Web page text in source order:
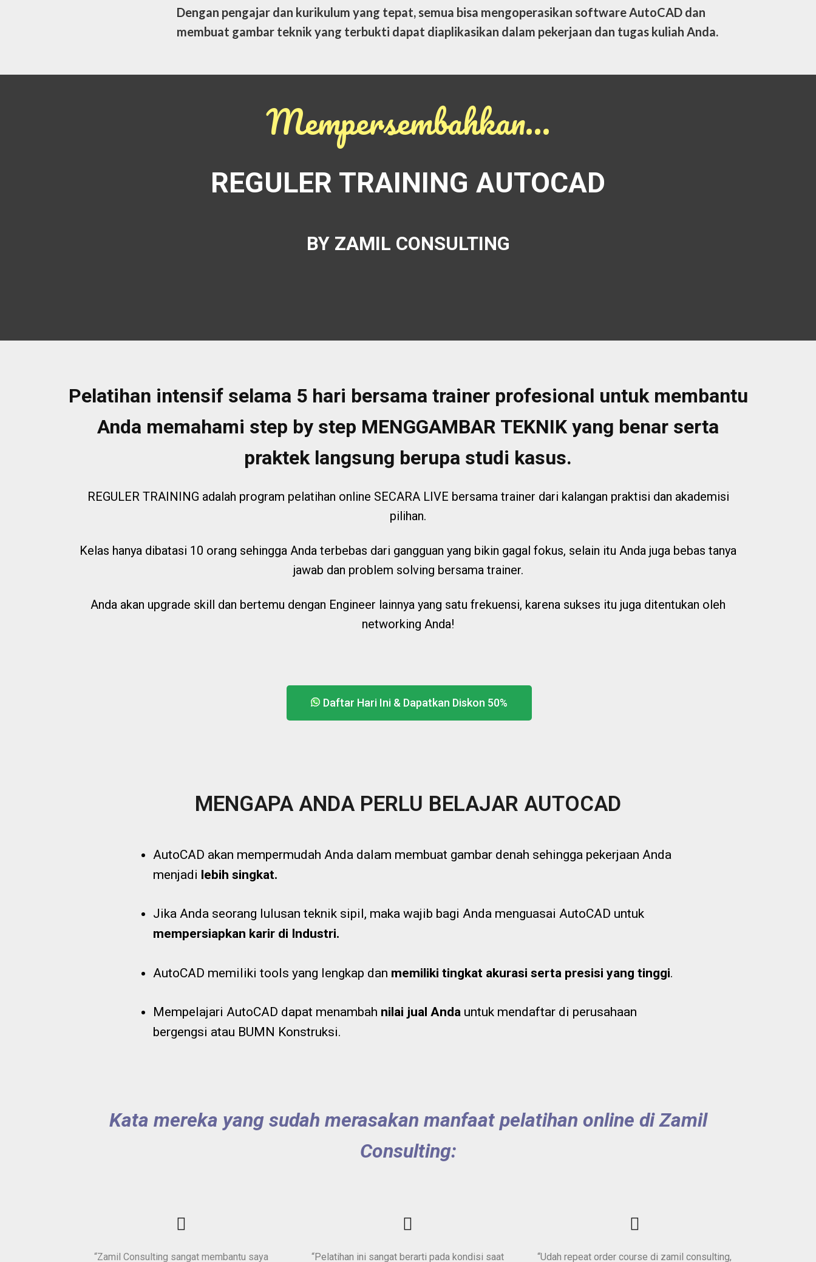
Dengan pengajar dan kurikulum yang tepat, semua bisa mengoperasikan software AutoCAD dan
membuat gambar teknik yang terbukti dapat diaplikasikan dalam pekerjaan dan tugas kuliah Anda.
Mempersembahkan…
REGULER TRAINING AUTOCAD
BY ZAMIL CONSULTING
Pelatihan intensif selama 5 hari bersama trainer profesional untuk membantu
Anda memahami step by step MENGGAMBAR TEKNIK yang benar serta
praktek langsung berupa studi kasus.
REGULER TRAINING adalah program pelatihan online SECARA LIVE bersama trainer dari kalangan praktisi dan akademisi
pilihan.
Kelas hanya dibatasi 10 orang sehingga Anda terbebas dari gangguan yang bikin gagal fokus, selain itu Anda juga bebas tanya
jawab dan problem solving bersama trainer.
Anda akan upgrade skill dan bertemu dengan Engineer lainnya yang satu frekuensi, karena sukses itu juga ditentukan oleh
networking Anda!
Daftar Hari Ini & Dapatkan Diskon 50%
MENGAPA ANDA PERLU BELAJAR AUTOCAD
AutoCAD akan mempermudah Anda dalam membuat gambar denah sehingga pekerjaan Anda
menjadi lebih singkat.
Jika Anda seorang lulusan teknik sipil, maka wajib bagi Anda menguasai AutoCAD untuk
mempersiapkan karir di Industri.
AutoCAD memiliki tools yang lengkap dan memiliki tingkat akurasi serta presisi yang tinggi.
Mempelajari AutoCAD dapat menambah nilai jual Anda untuk mendaftar di perusahaan
bergengsi atau BUMN Konstruksi.
Kata mereka yang sudah merasakan manfaat pelatihan online di Zamil
Consulting:
“Zamil Consulting sangat membantu saya “Pelatihan ini sangat berarti pada kondisi saat “Udah repeat order course di zamil consulting,